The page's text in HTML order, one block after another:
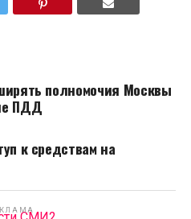
полномочия Москвы
ПДД
к средствам на